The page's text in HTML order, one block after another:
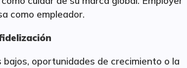
como empleador.
oportunidades de crecimiento o la